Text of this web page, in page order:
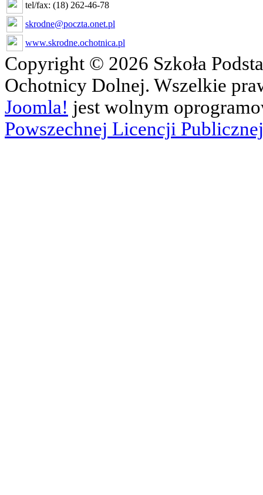
tel/fax: (18) 262-46-78
skrodne@poczta.onet.pl
www.skrodne.ochotnica.pl
Copyright © 2026 Szkoła
Ochotnicy Dolnej. Wszelkie
Joomla! jest wolnym
Powszechnej Licencji